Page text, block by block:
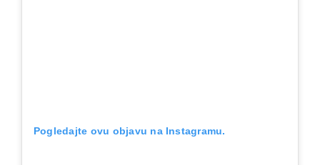
Pogledajte ovu objavu na Instagramu.